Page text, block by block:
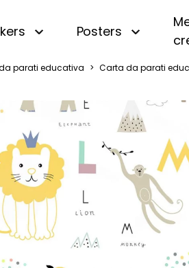
oceano
Di tendenza
Personalizzata con nome
Vintage
Posters
parati educativa > Carta da parati